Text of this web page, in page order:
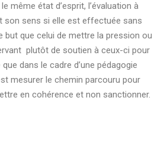
même état d’esprit, l’évaluation à
son sens si elle est effectuée sans
but que celui de mettre la pression ou
plutôt de soutien à ceux-ci pour
dans le cadre d’une pédagogie
mesurer le chemin parcouru pour
en cohérence et non sanctionner.